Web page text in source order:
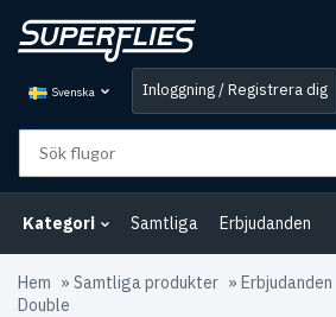
Svenska Inloggning / Registrera dig
Kategori Samtliga Erbjudanden
Hem » Samtliga produkter » Erbjudanden
Double